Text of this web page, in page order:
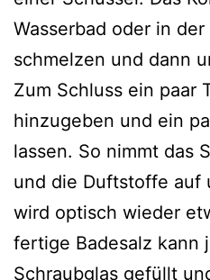
Wasserbad oder in
schmelzen und dann
Zum Schluss ein paar
hinzugeben und ein
lassen. So nimmt das
und die Duftstoffe auf
wird optisch wieder
fertige Badesalz kann
Schraubglas gefüllt